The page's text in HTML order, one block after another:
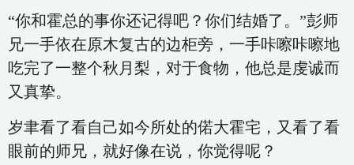
“你和霍总的事你还记得吧？你们结婚了。”彭师
兄一手依在原木复古的边柜旁，一手咔嚓咔嚓地
吃完了一整个秋月梨，对于食物，他总是虔诚而
又真挚。
岁聿看了看自己如今所处的偌大霍宅，又看了看
眼前的师兄，就好像在说，你觉得呢？